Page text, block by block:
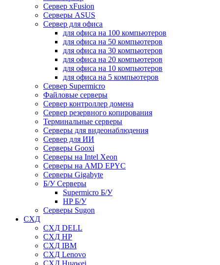
Сервер xFusion
Серверы ASUS
Сервер для офиса
для офиса на 100 компьютеров
для офиса на 50 компьютеров
для офиса на 30 компьютеров
для офиса на 20 компьютеров
для офиса на 10 компьютеров
для офиса на 5 компьютеров
Сервер Supermicro
Файловые серверы
Сервер контроллер домена
Сервер резервного копирования
Терминальные серверы
Серверы для видеонаблюдения
Сервер для ИИ
Серверы Gooxi
Серверы на Intel Xeon
Серверы на AMD EPYC
Серверы Gigabyte
Б/У Серверы
Supermicro Б/У
HP Б/У
Серверы Sugon
СХД
СХД DELL
СХД HP
СХД IBM
СХД Lenovo
СХД Huawei